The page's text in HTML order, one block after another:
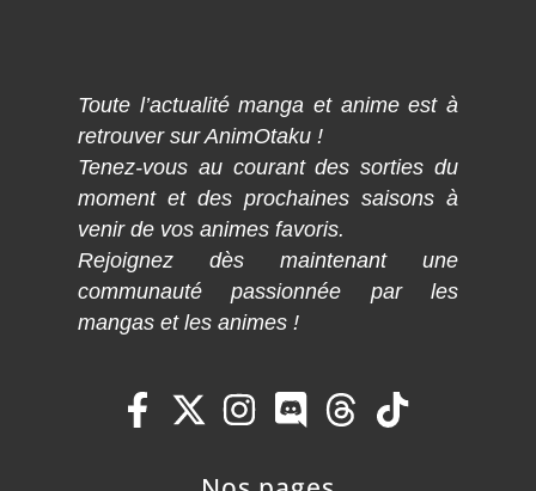
Toute l’actualité manga et anime est à
retrouver sur AnimOtaku !
Tenez-vous au courant des sorties du
moment et des prochaines saisons à
venir de vos animes favoris.
Rejoignez dès maintenant une
communauté passionnée par les
mangas et les animes !